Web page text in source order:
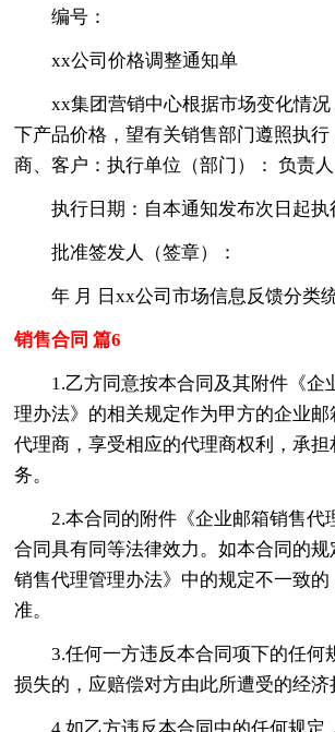
编号：
xx公司价格调整通知单
xx集团营销中心根据市场变化情
下产品价格，望有关销售部门遵照执
商、客户：执行单位（部门）： 负责人
执行日期：自本通知发布次日起执
批准签发人（签章）：
年 月 日xx公司市场信息反馈分类
销售合同 篇6
1.乙方同意按本合同及其附件《企
理办法》的相关规定作为甲方的企业邮
代理商，享受相应的代理商权利，承担
务。
2.本合同的附件《企业邮箱销售代
合同具有同等法律效力。如本合同的
销售代理管理办法》中的规定不一致的
准。
3.任何一方违反本合同项下的任何
损失的，应赔偿对方由此所遭受的经济
4.如乙方违反本合同中的任何规定